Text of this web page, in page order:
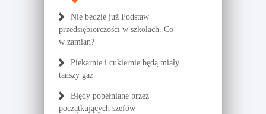
Nie będzie już Podstaw
przedsiębiorczości w szkołach. Co
w zamian?
Piekarnie i cukiernie będą miały
tańszy gaz
Błędy popełniane przez
początkujących szefów